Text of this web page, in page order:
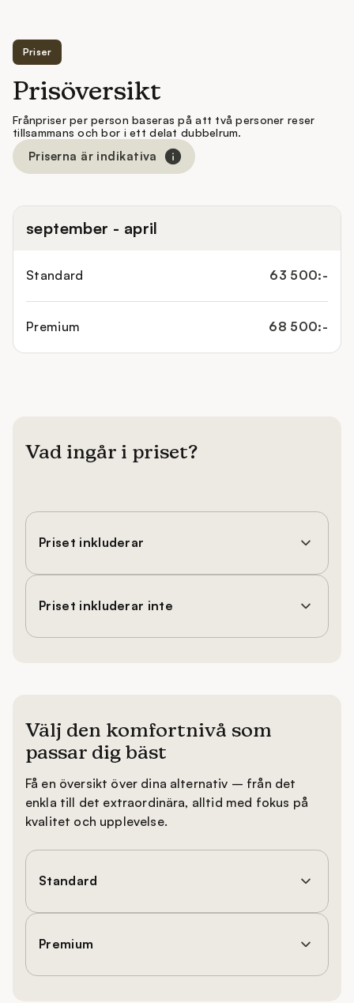
Priser
Prisöversikt
Frånpriser per person baseras på att två personer reser
tillsammans och bor i ett delat dubbelrum.
Priserna är indikativa
september - april
Standard 63 500:-
Premium 68 500:-
Vad ingår i priset?
Priset inkluderar
Priset inkluderar inte
Välj den komfortnivå som
passar dig bäst
Få en översikt över dina alternativ – från det
enkla till det extraordinära, alltid med fokus på
kvalitet och upplevelse.
Standard
Premium